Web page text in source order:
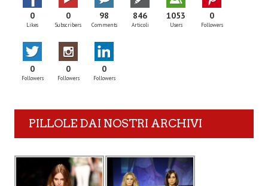
0
Likes
0
Subscribers
98
Comments
846
Articoli
1053
Users
0
Followers
0
Followers
0
Followers
0
Followers
PILLOLE DAI NOSTRI ARCHIVI